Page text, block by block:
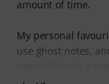
amount of time.
My personal
use ghost notes,